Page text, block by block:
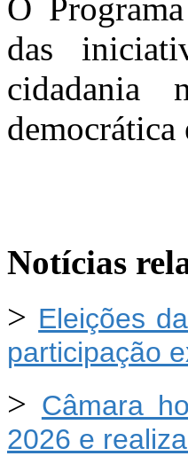
O
das
cidadania
Notícias
> Eleições
participação
> Câmara
2026 e